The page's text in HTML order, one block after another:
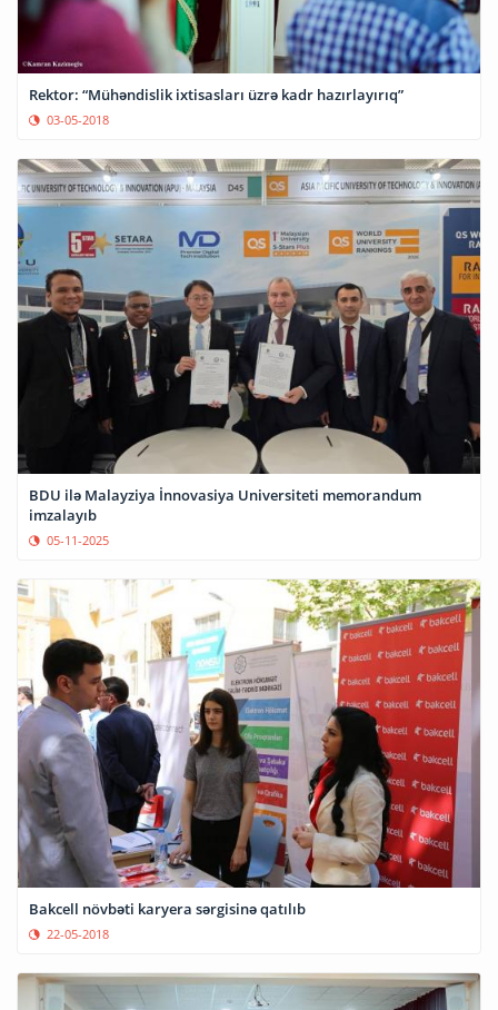
Rektor: “Mühəndislik ixtisasları üzrə kadr hazırlayırıq”
03-05-2018
BDU ilə Malayziya İnnovasiya Universiteti memorandum
imzalayıb
05-11-2025
Bakcell növbəti karyera sərgisinə qatılıb
22-05-2018